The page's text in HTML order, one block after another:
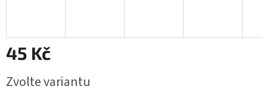
45 Kč
cena:
Zvolte variantu